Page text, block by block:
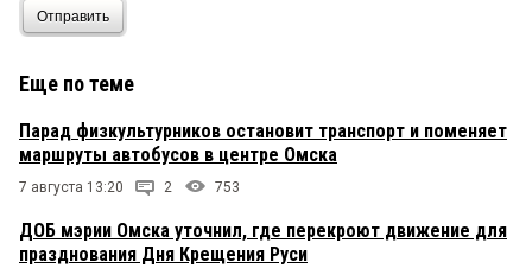
Отправить
Еще по теме
Парад физкультурников остановит транспорт и поменяет
маршруты автобусов в центре Омска
7 августа 13:20 2 753
ДОБ мэрии Омска уточнил, где перекроют движение для
празднования Дня Крещения Руси